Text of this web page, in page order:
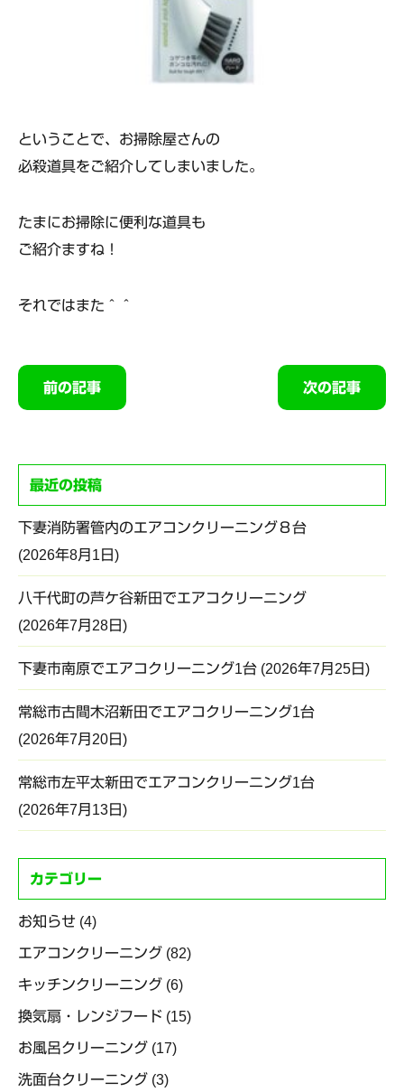
ということで、お掃除屋さんの
必殺道具をご紹介してしまいました。
たまにお掃除に便利な道具も
ご紹介ますね！
それではまた＾＾
前の記事 次の記事
最近の投稿
下妻消防署管内のエアコンクリーニング８台
2026年8月1日
八千代町の芦ケ谷新田でエアコクリーニング
2026年7月28日
下妻市南原でエアコクリーニング1台 2026年7月25日
常総市古間木沼新田でエアコクリーニング1台
2026年7月20日
常総市左平太新田でエアコンクリーニング1台
2026年7月13日
カテゴリー
お知らせ (4)
エアコンクリーニング (82)
キッチンクリーニング (6)
換気扇・レンジフード (15)
お風呂クリーニング (17)
洗面台クリーニング (3)